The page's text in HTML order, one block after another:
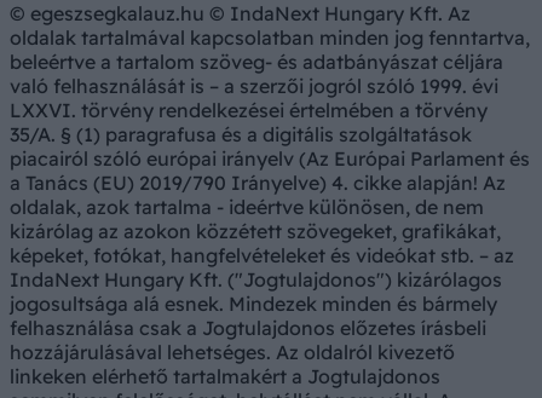
© egeszsegkalauz.hu © IndaNext Hungary Kft. Az
oldalak tartalmával kapcsolatban minden jog fenntartva,
beleértve a tartalom szöveg- és adatbányászat céljára
való felhasználását is – a szerzői jogról szóló 1999. évi
LXXVI. törvény rendelkezései értelmében a törvény
35/A. § (1) paragrafusa és a digitális szolgáltatások
piacairól szóló európai irányelv (Az Európai Parlament és
a Tanács (EU) 2019/790 Irányelve) 4. cikke alapján! Az
oldalak, azok tartalma - ideértve különösen, de nem
kizárólag az azokon közzétett szövegeket, grafikákat,
képeket, fotókat, hangfelvételeket és videókat stb. – az
IndaNext Hungary Kft. ("Jogtulajdonos") kizárólagos
jogosultsága alá esnek. Mindezek minden és bármely
felhasználása csak a Jogtulajdonos előzetes írásbeli
hozzájárulásával lehetséges. Az oldalról kivezető
linkeken elérhető tartalmakért a Jogtulajdonos